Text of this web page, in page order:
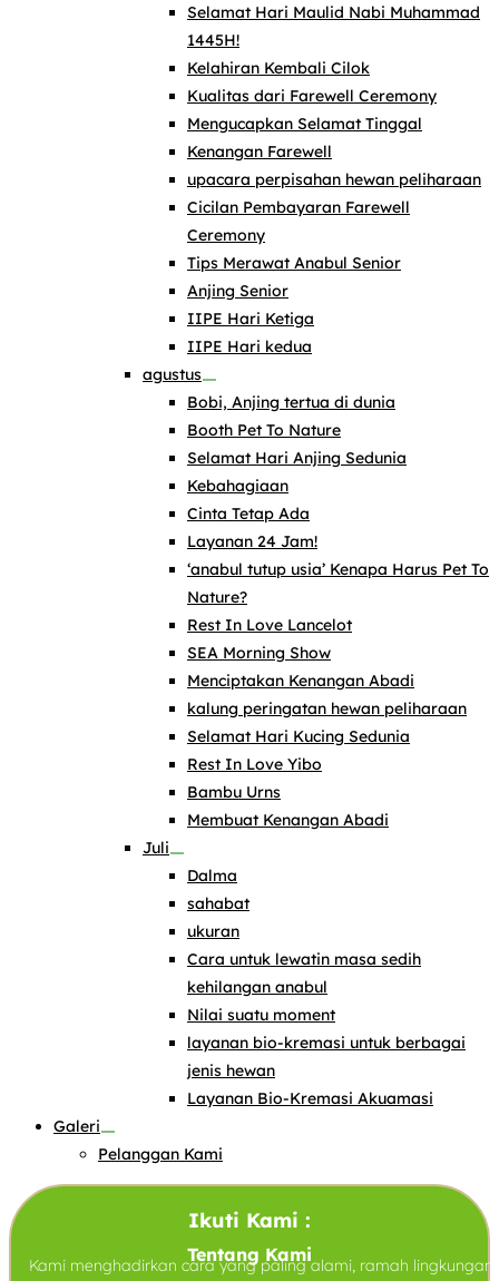
Selamat Hari Maulid Nabi Muhammad
1445H!
Kelahiran Kembali Cilok
Kualitas dari Farewell Ceremony
Mengucapkan Selamat Tinggal
Kenangan Farewell
upacara perpisahan hewan peliharaan
Cicilan Pembayaran Farewell
Ceremony
Tips Merawat Anabul Senior
Anjing Senior
IIPE Hari Ketiga
IIPE Hari kedua
agustus
Bobi, Anjing tertua di dunia
Booth Pet To Nature
Selamat Hari Anjing Sedunia
Kebahagiaan
Cinta Tetap Ada
Layanan 24 Jam!
‘anabul tutup usia’ Kenapa Harus Pet To
Nature?
Rest In Love Lancelot
SEA Morning Show
Menciptakan Kenangan Abadi
kalung peringatan hewan peliharaan
Selamat Hari Kucing Sedunia
Rest In Love Yibo
Bambu Urns
Membuat Kenangan Abadi
Juli
Dalma
sahabat
ukuran
Cara untuk lewatin masa sedih
kehilangan anabul
Nilai suatu moment
layanan bio-kremasi untuk berbagai
jenis hewan
Layanan Bio-Kremasi Akuamasi
Galeri
Pelanggan Kami
Ikuti Kami :
Tentang Kami
Kami menghadirkan cara yang paling alami, ramah